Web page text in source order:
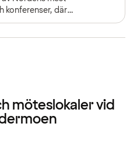
konferenser, där
arenor och
möteslokaler vid